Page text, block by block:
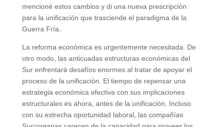
mencioné estos cambios y di una nueva prescripción
para la unificación que trasciende el paradigma de la
Guerra Fría.
La reforma económica es urgentemente necesitada. De
otro modo, las anticuadas estructuras económicas del
Sur enfrentará desafíos enormes al tratar de apoyar el
proceso de la unificación. El tiempo de repensar una
estrategia económica efectiva con sus implicaciones
estructurales es ahora, antes de la unificación. Incluso
con su estrecha oportunidad laboral, las compañías